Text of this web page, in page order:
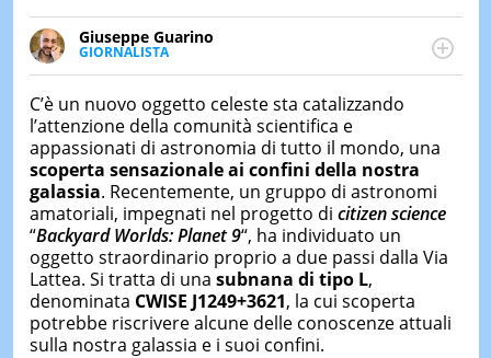
DI
Giuseppe Guarino
GIORNALISTA
Ph(D) in Diritto Comparato e processi di
integrazione e attivo nel campo della ricerca, in
particolare sulla Storia contemporanea di America
Latina e Spagna. Collabora con numerose testate ed
è presidente dell'Associazione Culturale "La
Biblioteca del Sannio".
C’è un nuovo oggetto celeste sta catalizzando
l’attenzione della comunità scientifica e
appassionati di astronomia di tutto il mondo, una
scoperta sensazionale ai confini della nostra
galassia. Recentemente, un gruppo di astronomi
amatoriali, impegnati nel progetto di citizen science
“Backyard Worlds: Planet 9“, ha individuato un
oggetto straordinario proprio a due passi dalla Via
Lattea. Si tratta di una subnana di tipo L,
denominata CWISE J1249+3621, la cui scoperta
potrebbe riscrivere alcune delle conoscenze attuali
sulla nostra galassia e i suoi confini.